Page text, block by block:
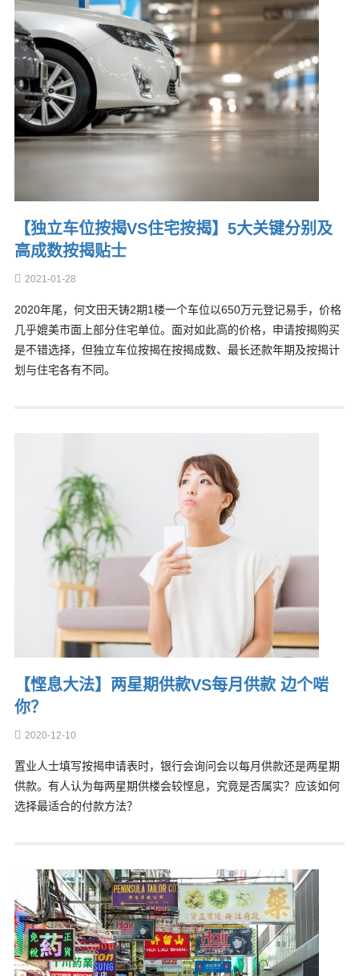
【独立车位按揭VS住宅按揭】5大关键分别及
高成数按揭贴士
2021-01-28
2020年尾，何文田天铸2期1楼一个车位以650万元登记易手，价格
几乎媲美市面上部分住宅单位。面对如此高的价格，申请按揭购买
是不错选择，但独立车位按揭在按揭成数、最长还款年期及按揭计
划与住宅各有不同。
【悭息大法】两星期供款VS每月供款 边个啱
你？
2020-12-10
置业人士填写按揭申请表时，银行会询问会以每月供款还是两星期
供款。有人认为每两星期供楼会较悭息，究竟是否属实？应该如何
选择最适合的付款方法？